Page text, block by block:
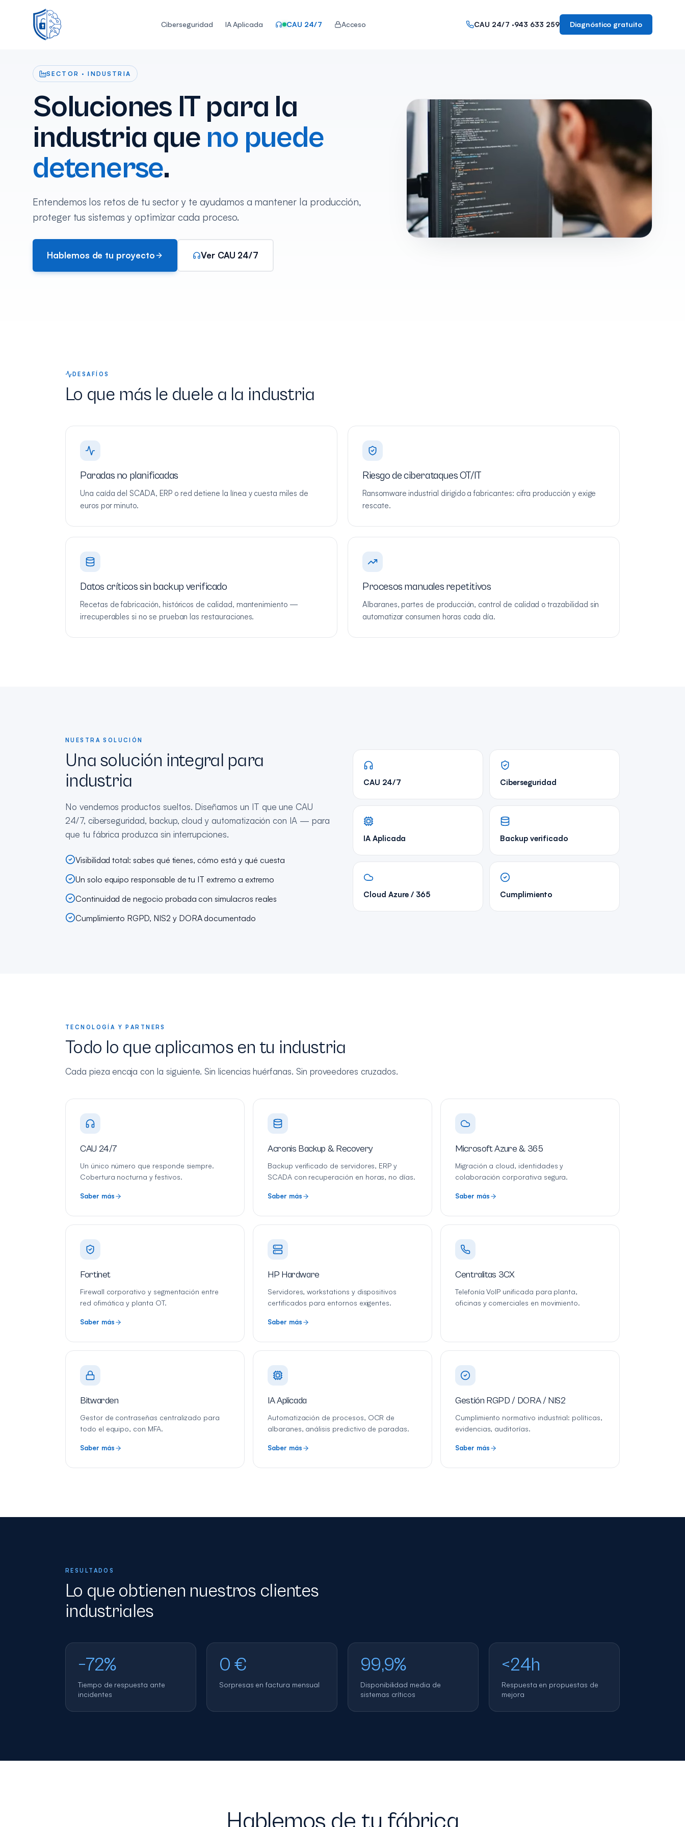
Ciberseguridad IA Aplicada CAU 24/7 Acceso CAU 24/7 ·943 633 259 Diagnóstico gratuito
SECTOR · INDUSTRIA
Soluciones IT para la
industria que no puede
detenerse.
Entendemos los retos de tu sector y te ayudamos a mantener la producción,
proteger tus sistemas y optimizar cada proceso.
Hablemos de tu proyecto Ver CAU 24/7
DESAFÍOS
Lo que más le duele a la industria
Paradas no planificadas
Una caída del SCADA, ERP o red detiene la línea y cuesta miles de
euros por minuto.
Riesgo de ciberataques OT/IT
Ransomware industrial dirigido a fabricantes: cifra producción y exige
rescate.
Datos críticos sin backup verificado
Recetas de fabricación, históricos de calidad, mantenimiento —
irrecuperables si no se prueban las restauraciones.
Procesos manuales repetitivos
Albaranes, partes de producción, control de calidad o trazabilidad sin
automatizar consumen horas cada día.
NUESTRA SOLUCIÓN
Una solución integral para
industria
No vendemos productos sueltos. Diseñamos un IT que une CAU
24/7, ciberseguridad, backup, cloud y automatización con IA — para
que tu fábrica produzca sin interrupciones.
Visibilidad total: sabes qué tienes, cómo está y qué cuesta
Un solo equipo responsable de tu IT extremo a extremo
Continuidad de negocio probada con simulacros reales
Cumplimiento RGPD, NIS2 y DORA documentado
CAU 24/7 Ciberseguridad
IA Aplicada Backup verificado
Cloud Azure / 365 Cumplimiento
TECNOLOGÍA Y PARTNERS
Todo lo que aplicamos en tu industria
Cada pieza encaja con la siguiente. Sin licencias huérfanas. Sin proveedores cruzados.
CAU 24/7
Un único número que responde siempre.
Cobertura nocturna y festivos.
Saber más
Acronis Backup & Recovery
Backup verificado de servidores, ERP y
SCADA con recuperación en horas, no días.
Saber más
Microsoft Azure & 365
Migración a cloud, identidades y
colaboración corporativa segura.
Saber más
Fortinet
Firewall corporativo y segmentación entre
red ofimática y planta OT.
Saber más
HP Hardware
Servidores, workstations y dispositivos
certificados para entornos exigentes.
Saber más
Centralitas 3CX
Telefonía VoIP unificada para planta,
oficinas y comerciales en movimiento.
Bitwarden
Gestor de contraseñas centralizado para
todo el equipo, con MFA.
Saber más
IA Aplicada
Automatización de procesos, OCR de
albaranes, análisis predictivo de paradas.
Saber más
Gestión RGPD / DORA / NIS2
Cumplimiento normativo industrial: políticas,
evidencias, auditorías.
Saber más
RESULTADOS
Lo que obtienen nuestros clientes
industriales
−72%
Tiempo de respuesta ante
incidentes
0 €
Sorpresas en factura mensual
99,9%
Disponibilidad media de
sistemas críticos
<24h
Respuesta en propuestas de
mejora